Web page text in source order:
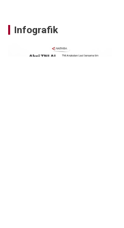
Infografik